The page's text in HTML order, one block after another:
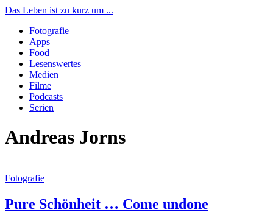
Das Leben ist zu kurz um ...
Fotografie
Apps
Food
Lesenswertes
Medien
Filme
Podcasts
Serien
Andreas Jorns
Fotografie
Pure Schönheit … Come undone